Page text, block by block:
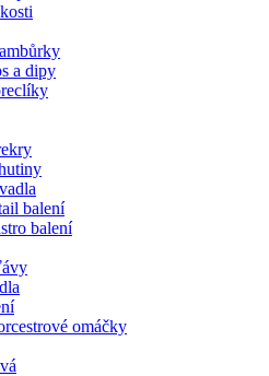
a dipy
balení
balení
omáčky